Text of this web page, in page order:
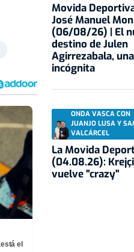
el
Movida
José Manuel
(06/08/26) | El
destino de Julen
Agirrezabala, una
incógnita
ONDA VASCA CON
JUANJO LUSA Y
VALCÁRCEL
La Movida
(04.08.26):
vuelve "crazy"